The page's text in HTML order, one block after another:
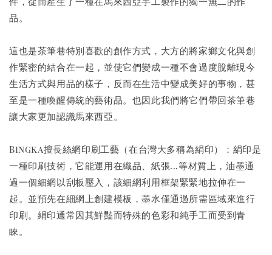
品。
這也是茶筆巷特別喜歡的創作方式，大方的將家鄉文化與創
作緊密的結合在一起，並使它們變成一種不會過度脫離現今
生活方式與用品的樣子，反而在生活中變成美好的事物，甚
至是一種喚醒傳統的藝術品。也因此我們將它們帶回茶筆巷
讓大家更加認識馬來西亞。
Bingka擅長絲網印刷工藝（在台灣大多稱為絹印）：絹印是
一種印刷技術，它能運用在織品、紙張...等材質上，油墨通
過一個細網以刮板壓入，該細網利用框架緊緊地拉伸在一
起。並預先在細網上創建模板，墨水僅通過所需區域來進行
印刷。絹印通常因其鮮豔而特殊的色彩和純手工而受到青
睞。